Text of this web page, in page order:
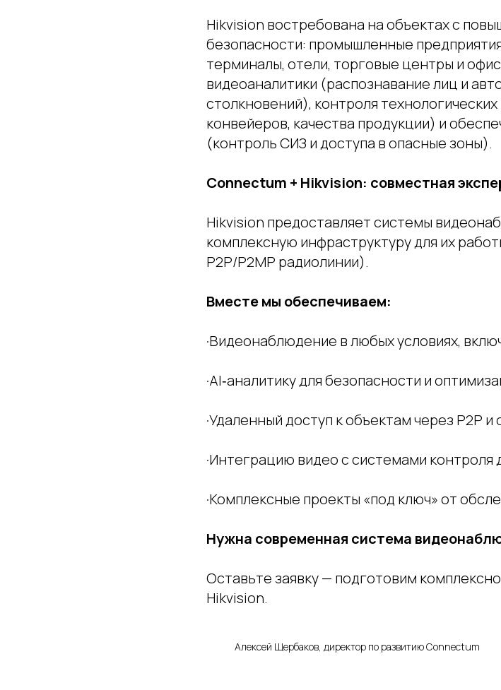
Hikvision востребована на объектах с
безопасности: промышленные
терминалы, отели, торговые центры и
видеоаналитики (распознавание лиц и
столкновений), контроля
конвейеров, качества продукции) и
(контроль СИЗ и доступа в опасные зоны).
Connectum + Hikvision: совместная
Hikvision предоставляет системы
комплексную инфраструктуру для их
P2P/P2MP радиолинии).
Вместе мы обеспечиваем:
·Видеонаблюдение в любых условиях,
·AI‑аналитику для безопасности и
·Удаленный доступ к объектам через P2P
·Интеграцию видео с системами контроля
·Комплексные проекты «под ключ» от
Нужна современная система
Оставьте заявку — подготовим
Hikvision.
Алексей Щербаков, директор по развитию Connectum